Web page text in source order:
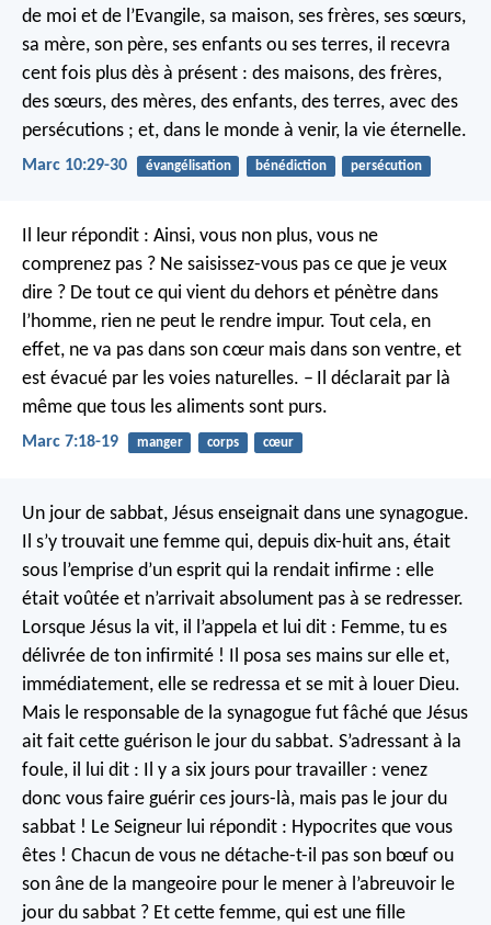
de moi et de l’Evangile, sa maison, ses frères, ses sœurs,
sa mère, son père, ses enfants ou ses terres, il recevra
cent fois plus dès à présent : des maisons, des frères,
des sœurs, des mères, des enfants, des terres, avec des
persécutions ; et, dans le monde à venir, la vie éternelle.
Marc 10:29-30 évangélisation bénédiction persécution
Il leur répondit : Ainsi, vous non plus, vous ne
comprenez pas ? Ne saisissez-vous pas ce que je veux
dire ? De tout ce qui vient du dehors et pénètre dans
l’homme, rien ne peut le rendre impur. Tout cela, en
effet, ne va pas dans son cœur mais dans son ventre, et
est évacué par les voies naturelles. – Il déclarait par là
même que tous les aliments sont purs.
Marc 7:18-19 manger corps cœur
Un jour de sabbat, Jésus enseignait dans une synagogue.
Il s’y trouvait une femme qui, depuis dix-huit ans, était
sous l’emprise d’un esprit qui la rendait infirme : elle
était voûtée et n’arrivait absolument pas à se redresser.
Lorsque Jésus la vit, il l’appela et lui dit : Femme, tu es
délivrée de ton infirmité !
Il posa ses mains sur elle et,
immédiatement, elle se redressa et se mit à louer Dieu.
Mais le responsable de la synagogue fut fâché que Jésus
ait fait cette guérison le jour du sabbat. S’adressant à la
foule, il lui dit : Il y a six jours pour travailler : venez
donc vous faire guérir ces jours-là, mais pas le jour du
sabbat ! Le Seigneur lui répondit : Hypocrites que vous
êtes ! Chacun de vous ne détache-t-il pas son bœuf ou
son âne de la mangeoire pour le mener à l’abreuvoir le
jour du sabbat ? Et cette femme, qui est une fille